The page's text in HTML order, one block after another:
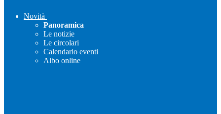
Novità
Panoramica
Le notizie
Le circolari
Calendario eventi
Albo online